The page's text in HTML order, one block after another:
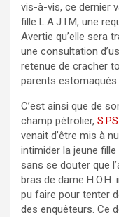
vis-à-vis, ce dernier
fille L.A.J.I.M, une
Avertie qu’elle sera
une consultation
retenue de cracher
parents estomaqués.
C’est ainsi que de
champ pétrolier, S.PS
venait d’être mis à
intimider la jeune
sans se douter que
bras de dame H.O.H.
pu faire pour tenter
des enquêteurs. Ce